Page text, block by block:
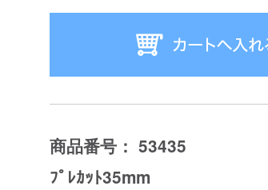
商品番号： 53435
ﾌﾟﾚｶｯﾄ35mm